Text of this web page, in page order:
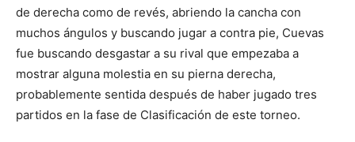
de derecha como de revés, abriendo la cancha con
muchos ángulos y buscando jugar a contra pie, Cuevas
fue buscando desgastar a su rival que empezaba a
mostrar alguna molestia en su pierna derecha,
probablemente sentida después de haber jugado tres
partidos en la fase de Clasificación de este torneo.